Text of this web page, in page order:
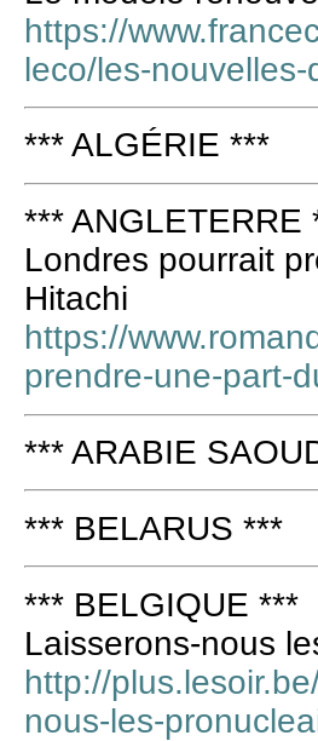
https://
leco/les-
*** ALGÉRIE ***
*** ANGLETERRE
Londres pourrait
Hitachi
https://
prendre-une-part-
*** ARABIE
*** BELARUS ***
*** BELGIQUE ***
Laisserons-nous
http://
nous-les-